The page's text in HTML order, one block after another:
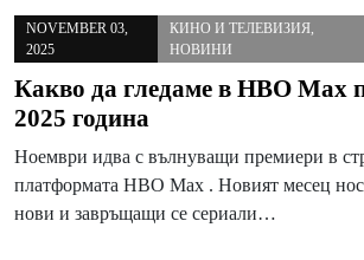
NOVEMBER 03,
2025
КИНО И ТЕЛЕВИЗИЯ,
НОВИНИ
Какво да гледаме в HBO Max
2025 година
Ноември идва с вълнуващи премиери в
платформата HBO Max . Новият месец
нови и завръщащи се сериали…